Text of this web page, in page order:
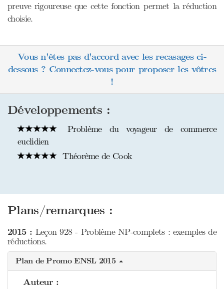
preuve rigoureuse que cette fonction permet la réduction
choisie.
Vous n'êtes pas d'accord avec les recasages ci-
dessous ? Connectez-vous pour proposer les vôtres
!
Développements :
Problème du voyageur de commerce
euclidien
Théorème de Cook
Plans/remarques :
2015 : Leçon 928 - Problème NP-complets : exemples de
réductions.
Plan de Promo ENSL 2015
Auteur :